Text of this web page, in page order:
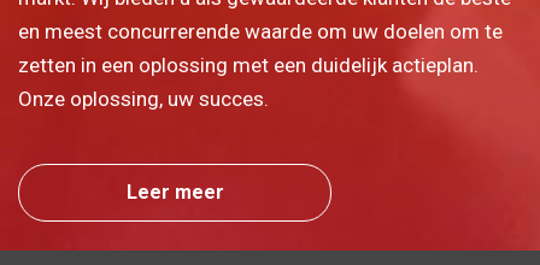
en meest concurrerende waarde om uw doelen om te
zetten in een oplossing met een duidelijk actieplan.
Onze oplossing, uw succes.
Leer meer